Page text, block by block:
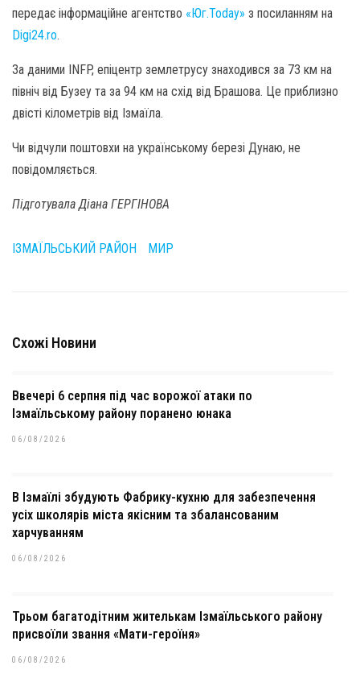
передає інформаційне агентство «Юг.Today» з посиланням на
Digi24.ro.
За даними INFP, епіцентр землетрусу знаходився за 73 км на
північ від Бузеу та за 94 км на схід від Брашова. Це приблизно
двісті кілометрів від Ізмаїла.
Чи відчули поштовхи на українському березі Дунаю, не
повідомляється.
Підготувала Діана ГЕРГІНОВА
ІЗМАЇЛЬСЬКИЙ РАЙОН МИР
Схожі Новини
Ввечері 6 серпня під час ворожої атаки по
Ізмаїльському району поранено юнака
06/08/2026
В Ізмаїлі збудують Фабрику-кухню для забезпечення
усіх школярів міста якісним та збалансованим
харчуванням
06/08/2026
Трьом багатодітним жителькам Ізмаїльського району
присвоїли звання «Мати-героїня»
06/08/2026